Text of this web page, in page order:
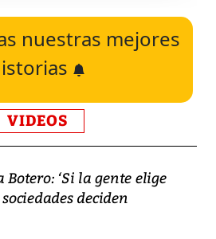
nuestras mejores
VIDEOS
‘Si la gente elige
deciden